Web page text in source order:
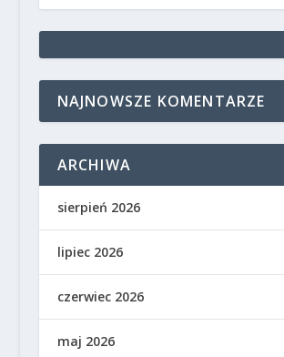
NAJNOWSZE KOMENTARZE
ARCHIWA
sierpień 2026
lipiec 2026
czerwiec 2026
maj 2026